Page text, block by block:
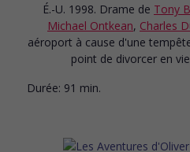
É.-U. 1998. Drame de Tony
Michael Ontkean, Charles
aéroport à cause d'une
point de divorcer en
Durée: 91 min.